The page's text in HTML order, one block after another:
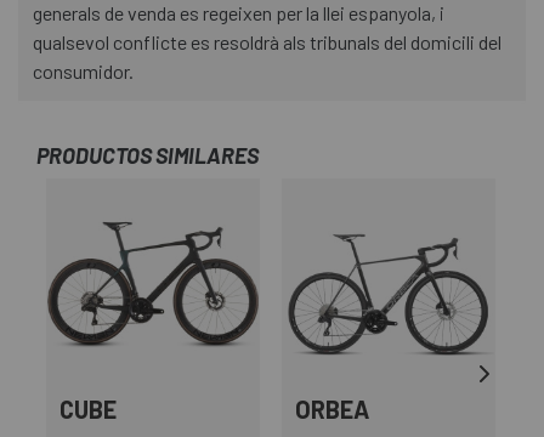
generals de venda es regeixen per la llei espanyola, i
qualsevol conflicte es resoldrà als tribunals del domicili del
consumidor.
PRODUCTOS SIMILARES
CUBE ORBEA